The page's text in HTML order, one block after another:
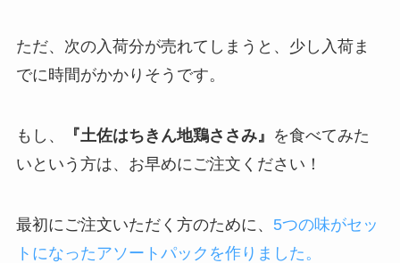
ただ、次の入荷分が売れてしまうと、少し入荷ま
でに時間がかかりそうです。
もし、 『土佐はちきん地鶏ささみ』 を食べてみた
いという方は、お早めにご注文ください！
最初にご注文いただく方のために、 5つの味がセッ
トになったアソートパックを作りました。